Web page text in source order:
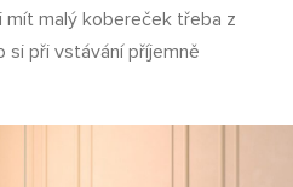
malý kobereček třeba z
při vstávání příjemně